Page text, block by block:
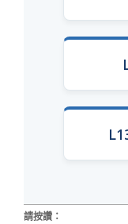
請按讚：